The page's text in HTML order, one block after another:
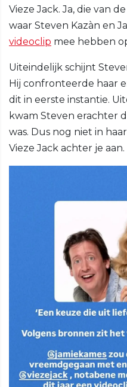
Vieze Jack. Ja, die van
waar Steven Kazàn en
videoclip mee hebben
Uiteindelijk schijnt
Hij confronteerde haar
dit in eerste instantie.
kwam Steven erachter
was. Dus nog niet in
Vieze Jack achter je aan.